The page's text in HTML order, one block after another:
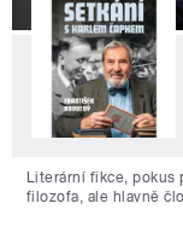
Literární fikce, pokus
filozofa, ale hlavně